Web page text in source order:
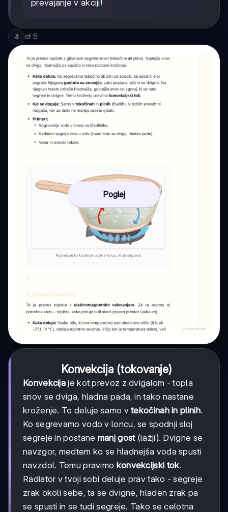
prevajanje v akciji!
3 of 5
Poglej
Konvekcija (tokovanje)
Konvekcija je kot prevoz z dvigalom - topla
snov se dviga, hladna pada, in tako nastane
kroženje. To deluje samo vtekočinah in plinih.
Ko segrevamo vodo v loncu, se spodnji sloj
segreje in postane manj gost(lažji). Dvigne se
navzgor, medtem ko se hladnejša voda spusti
navzdol. Temu pravimo konvekcijski tok.
Radiator v tvoji sobi deluje prav tako - segreje
zrak okoli sebe, ta se dvigne, hladen zrak pa
se spusti in se tudi segreje. Tako se celotna